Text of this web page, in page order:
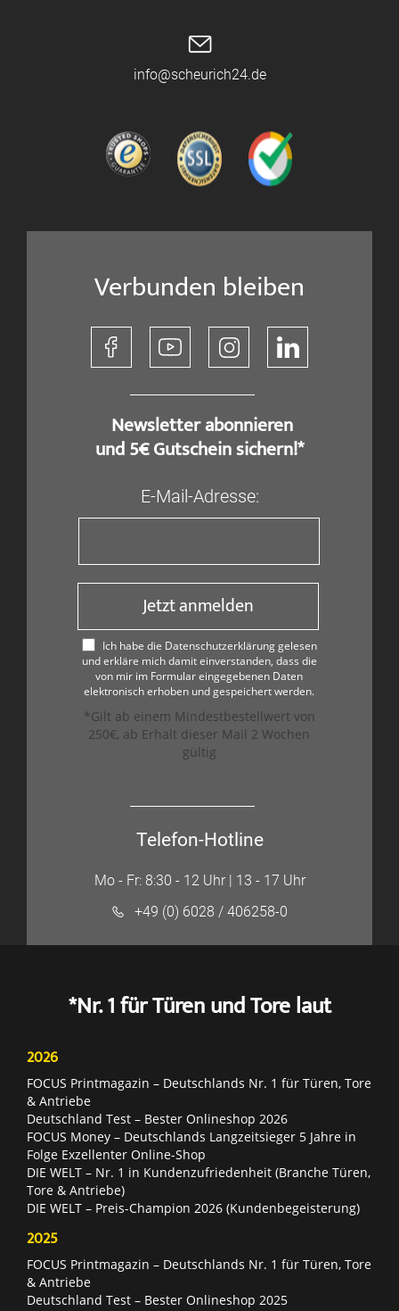
info@scheurich24.de
Verbunden bleiben
​ Newsletter abonnieren
und 5€ Gutschein sichern!*
E-Mail-Adresse:
Jetzt anmelden
Ich habe die Datenschutzerklärung gelesen
und erkläre mich damit einverstanden, dass die
von mir im Formular eingegebenen Daten
elektronisch erhoben und gespeichert werden.
*Gilt ab einem Mindestbestellwert von
250€, ab Erhalt dieser Mail 2 Wochen
gültig
Telefon-Hotline
Mo - Fr: 8:30 - 12 Uhr | 13 - 17 Uhr
+49 (0) 6028 / 406258-0
*Nr. 1 für Türen und Tore laut
2026
FOCUS Printmagazin – Deutschlands Nr. 1 für Türen, Tore
& Antriebe
Deutschland Test – Bester Onlineshop 2026
FOCUS Money – Deutschlands Langzeitsieger 5 Jahre in
Folge Exzellenter Online-Shop
DIE WELT – Nr. 1 in Kundenzufriedenheit (Branche Türen,
Tore & Antriebe)
DIE WELT – Preis-Champion 2026 (Kundenbegeisterung)
2025
FOCUS Printmagazin – Deutschlands Nr. 1 für Türen, Tore
& Antriebe
Deutschland Test – Bester Onlineshop 2025